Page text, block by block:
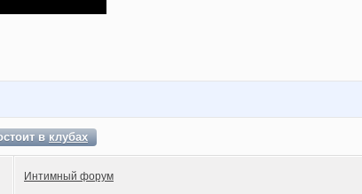
вклубах
Интимный форум